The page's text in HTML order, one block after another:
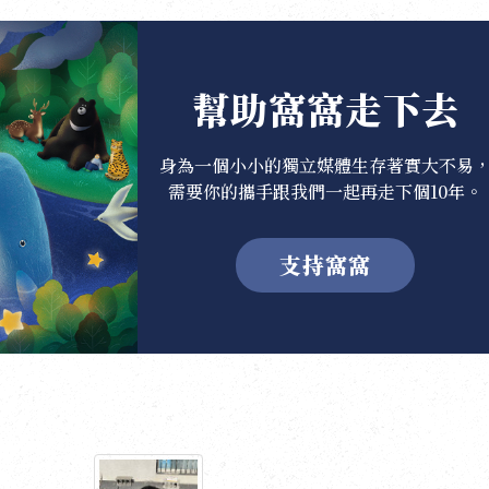
幫助窩窩走下去
身為一個小小的獨立媒體生存著實大不易
需要你的攜手跟我們一起再走下個10年。
支持窩窩